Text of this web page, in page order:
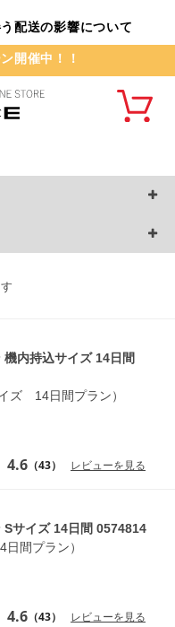
配送の影響について
開催中！！
内持込サイズ 14日間
ズ 14日間プラン）
4.6 （43） レビューを見る
Sサイズ 14日間 0574814
間プラン）
4.6 （43） レビューを見る